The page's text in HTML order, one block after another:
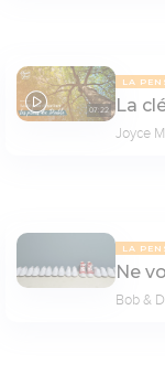
07:22
LA
La
Joyce
LA
Ne
Bob &